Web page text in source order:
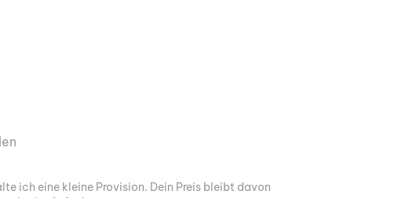
ich eine kleine Provision. Dein Preis bleibt davon